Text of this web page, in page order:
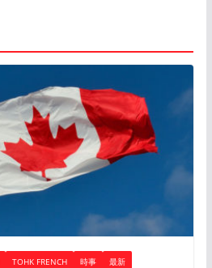
TOHK FRENCH 時事 最新